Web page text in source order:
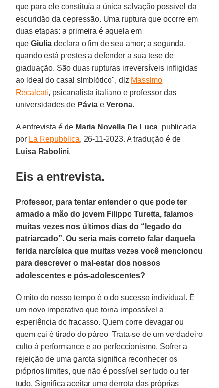
que para ele constituía a única salvação possível da
escuridão da depressão. Uma ruptura que ocorre em
duas etapas: a primeira é aquela em
queGiulia declara o fim de seu amor; a segunda,
quando está prestes a defender a sua tese de
graduação. São duas rupturas irreversíveis infligidas
ao ideal do casal simbiótico", diz Massimo
Recalcati, psicanalista italiano e professor das
universidades de Pávia eVerona.
A entrevista é de Maria Novella De Luca, publicada
por La Repubblica, 26-11-2023. A tradução é de
Luisa Rabolini.
Eis a entrevista.
Professor, para tentar entender o que pode ter
armado a mão do jovem Filippo Turetta, falamos
muitas vezes nos últimos dias do “legado do
patriarcado”. Ou seria mais correto falar daquela
ferida narcísica que muitas vezes você mencionou
para descrever o mal-estar dos nossos
adolescentes e pós-adolescentes?
O mito do nosso tempo é o do sucesso individual. É
um novo imperativo que torna impossível a
experiência do fracasso. Quem corre devagar ou
quem cai é tirado do páreo. Trata-se de um verdadeiro
culto à performance e ao perfeccionismo. Sofrer a
rejeição de uma garota significa reconhecer os
próprios limites, que não é possível ser tudo ou ter
tudo. Significa aceitar uma derrota das próprias